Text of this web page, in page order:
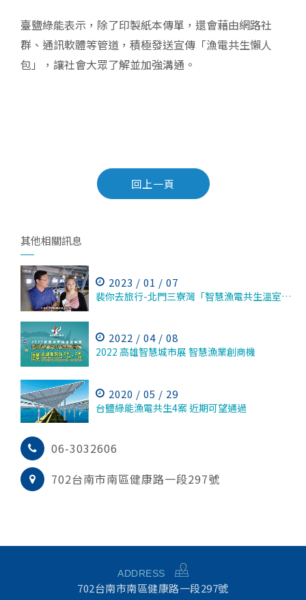
臺鹽綠能表示，除了印製紙本傳單，還會藉由網路社
群、通訊軟體等管道，積極發送宣傳「漁電共生懶人
包」，讓社會大眾了解並加強溝通。
回上一頁
其他相關訊息
2023 / 01 / 07
裴你去旅行-北門三寮灣「智慧漁電共生溫室大棚及養殖數位分身示範基地」
2022 / 04 / 08
2022 高雄智慧城市展 智慧漁業創商機
2020 / 05 / 29
台鹽綠能漁電共生4案 近期可望通過
06-3032606
702台南市南區健康路一段297號
ADDRESS
702台南市南區健康路一段297號